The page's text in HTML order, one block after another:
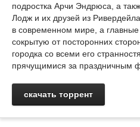
подростка Арчи Эндрюса, а
Лодж и их друзей из
в современном мире, а
сокрытую от посторонних
городка со всеми его
прячущимися за праздничным
скачать торрент